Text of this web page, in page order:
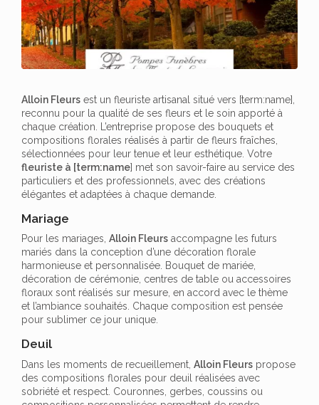
Alloin Fleurs est un fleuriste artisanal situé vers [term:name],
reconnu pour la qualité de ses fleurs et le soin apporté à
chaque création. L’entreprise propose des bouquets et
compositions florales réalisés à partir de fleurs fraîches,
sélectionnées pour leur tenue et leur esthétique. Votre
fleuriste à [term:name] met son savoir-faire au service des
particuliers et des professionnels, avec des créations
élégantes et adaptées à chaque demande.
Mariage
Pour les mariages, Alloin Fleurs accompagne les futurs
mariés dans la conception d’une décoration florale
harmonieuse et personnalisée. Bouquet de mariée,
décoration de cérémonie, centres de table ou accessoires
floraux sont réalisés sur mesure, en accord avec le thème
et l’ambiance souhaités. Chaque composition est pensée
pour sublimer ce jour unique.
Deuil
Dans les moments de recueillement, Alloin Fleurs propose
des compositions florales pour deuil réalisées avec
sobriété et respect. Couronnes, gerbes, coussins ou